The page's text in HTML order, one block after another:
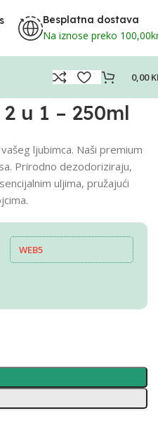
Besplatna dostava
Na iznose preko
0,00
u 1 – 250ml
ljubimca. Naši premium
Prirodno dezodoriziraju,
uljima, pružajući
WEB5